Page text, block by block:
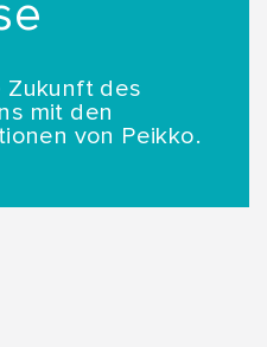
Zukunft des
mit den
von Peikko.